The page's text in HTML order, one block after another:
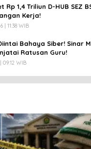
Rp 1,4 Triliun D-HUB SEZ
Kerja!
11:38 WIB
Bahaya Siber! Sinar
Ratusan Guru!
09:12 WIB